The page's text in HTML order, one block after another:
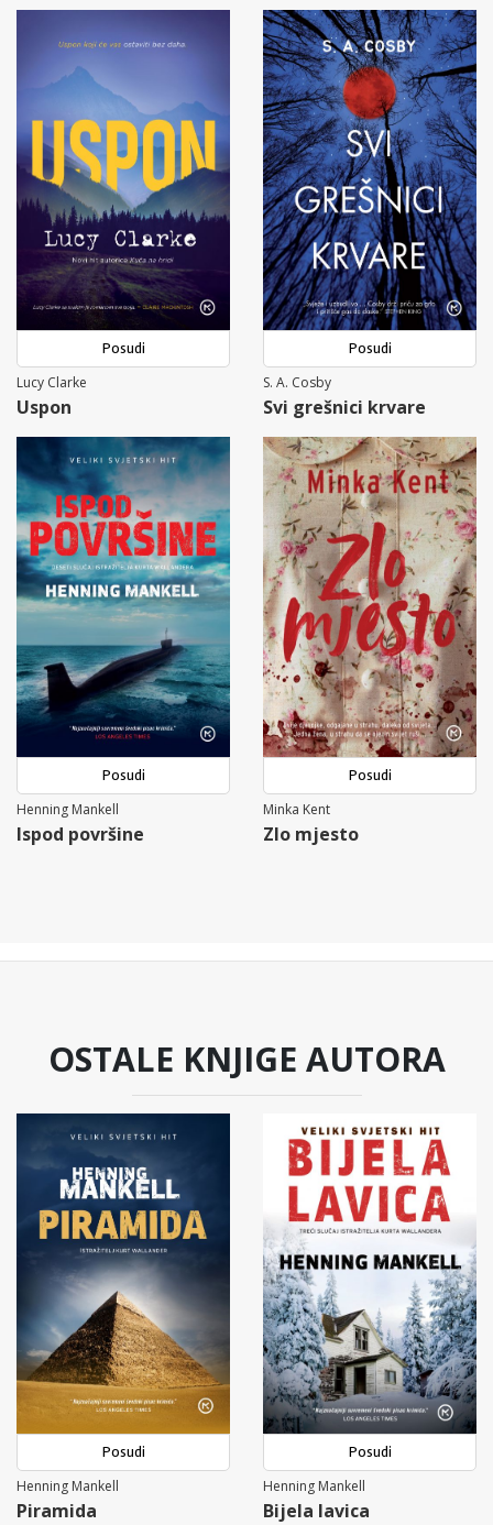
Posudi
Lucy Clarke
Uspon
Posudi
S. A. Cosby
Svi grešnici krvare
Posudi
Henning Mankell
Ispod površine
Posudi
Minka Kent
Zlo mjesto
OSTALE KNJIGE AUTORA
Posudi
Henning Mankell
Piramida
Posudi
Henning Mankell
Bijela lavica